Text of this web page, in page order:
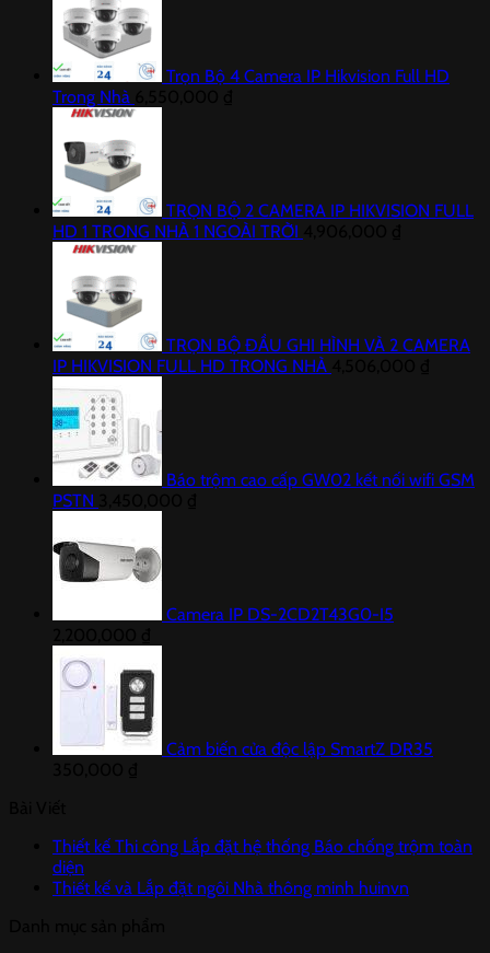
Trọn Bộ 4 Camera IP Hikvision Full HD
Trong Nhà
TRỌN BỘ 2 CAMERA IP HIKVISION FULL
HD 1 TRONG NHÀ 1 NGOÀI TRỜI
TRỌN BỘ ĐẦU GHI HÌNH VÀ 2 CAMERA
IP HIKVISION FULL HD TRONG NHÀ
Báo trộm cao cấp GW02 kết nối wifi GSM
PSTN
Camera IP DS-2CD2T43G0-I5
Cảm biến cửa độc lập SmartZ DR35
Thiết kế Thi công Lắp đặt hệ thống Báo chống trộm toàn
diện
Thiết kế và Lắp đặt ngôi Nhà thông minh huinvn